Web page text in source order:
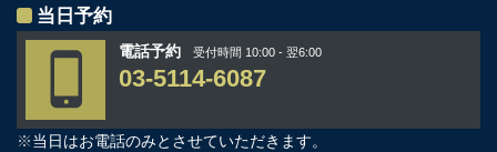
当日予約
電話予約 受付時間 10:00 - 翌6:00
03-5114-6087
※当日はお電話のみとさせていただきます。